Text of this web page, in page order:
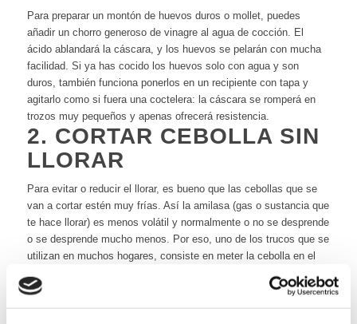
Para preparar un montón de huevos duros o mollet, puedes
añadir un chorro generoso de vinagre al agua de cocción. El
ácido ablandará la cáscara, y los huevos se pelarán con mucha
facilidad. Si ya has cocido los huevos solo con agua y son
duros, también funciona ponerlos en un recipiente con tapa y
agitarlo como si fuera una coctelera: la cáscara se romperá en
trozos muy pequeños y apenas ofrecerá resistencia.
2. CORTAR CEBOLLA SIN
LLORAR
Para evitar o reducir el llorar, es bueno que las cebollas que se
van a cortar estén muy frías. Así la amilasa (gas o sustancia que
te hace llorar) es menos volátil y normalmente o no se desprende
o se desprende mucho menos. Por eso, uno de los trucos que se
utilizan en muchos hogares, consiste en meter la cebolla en el
o más antes de cortarla.